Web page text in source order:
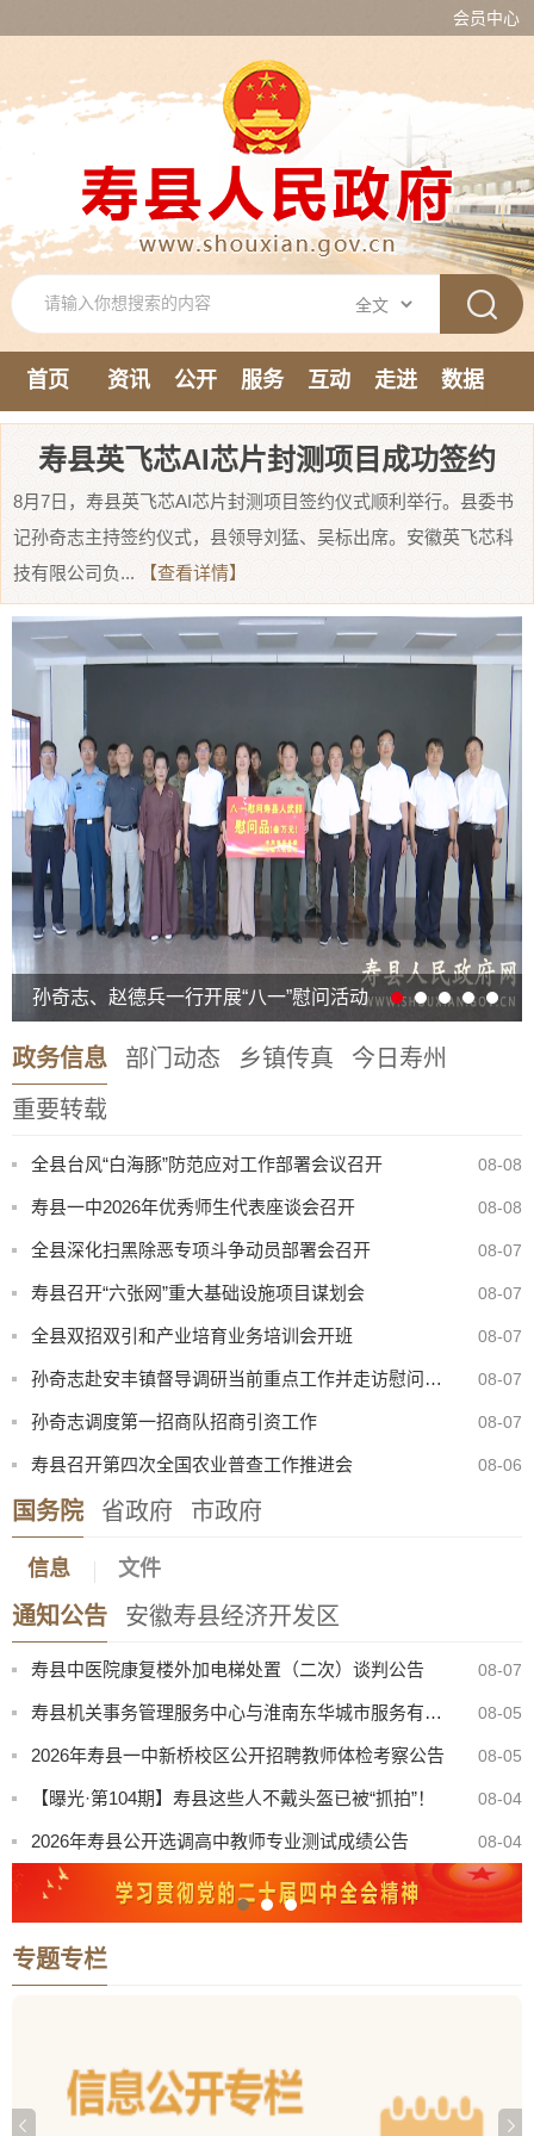
会员中心
首页 资讯 公开 服务 互动 走进
数据
新媒体
寿县英飞芯AI芯片封测项目成功签约
8月7日，寿县英飞芯AI芯片封测项目签约仪式顺利举行。县委书
记孙奇志主持签约仪式，县领导刘猛、吴标出席。安徽英飞芯科
技有限公司负...
【查看详情】
孙奇志、赵德兵一行开展“八一”慰问活动
政务信息 部门动态 乡镇传真
今日寿州
重要转载
全县台风“白海豚”防范应对工作部署会议召开 08-08
寿县一中2026年优秀师生代表座谈会召开 08-08
全县深化扫黑除恶专项斗争动员部署会召开 08-07
寿县召开“六张网”重大基础设施项目谋划会 08-07
全县双招双引和产业培育业务培训会开班 08-07
孙奇志赴安丰镇督导调研当前重点工作并走访慰问特困家庭 08-07
孙奇志调度第一招商队招商引资工作 08-07
寿县召开第四次全国农业普查工作推进会 08-06
国务院 省政府 市政府
信息 文件
通知公告 安徽寿县经济开发区
8月份县直部门领导干部接访安排表
寿县中医院康复楼外加电梯处置（二次）谈判公告 08-07
寿县机关事务管理服务中心与淮南东华城市服务有限公司联合公开招聘物业服务工作人员公告 08-05
2026年寿县一中新桥校区公开招聘教师体检考察公告 08-05
【曝光·第104期】寿县这些人不戴头盔已被“抓拍”！ 08-04
2026年寿县公开选调高中教师专业测试成绩公告 08-04
2026年寿县一中新桥校区公开招聘教师专业测试成绩公告 08-04
“寿州古城杯”寿县第三届青歌赛决赛公告 08-03
寿县中医院康复楼外加电梯处置（二次）谈判公告
专题专栏